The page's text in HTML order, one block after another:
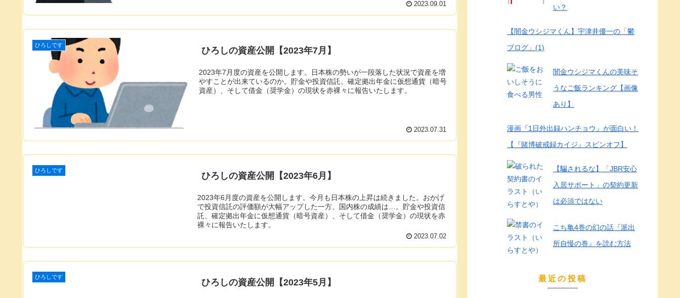
2023.09.01
ひろしです
ひろしの資産公開【2023年7月】
2023年7月度の資産を公開します。日本株の勢いが一段落した状況で資産を増
やすことが出来ているのか。貯金や投資信託、確定拠出年金に仮想通貨（暗号
資産）、そして借金（奨学金）の現状を赤裸々に報告いたします。
2023.07.31
ひろしです
ひろしの資産公開【2023年6月】
2023年6月度の資産を公開します。今月も日本株の上昇は続きました。おかげ
で投資信託の評価額が大幅アップした一方、国内株の成績は…。貯金や投資信
託、確定拠出年金に仮想通貨（暗号資産）、そして借金（奨学金）の現状を赤
裸々に報告いたします。
2023.07.02
ひろしです
ひろしの資産公開【2023年5月】
い？
【闇金ウシジマくん】宇津井優一の「鬱
ブログ」(1)
闇金ウシジマくんの美味そ
うなご飯ランキング【画像
あり】
漫画『1日外出録ハンチョウ』が面白い！
【『賭博破戒録カイジ』スピンオフ】
【騙されるな】「JBR安心
入居サポート」の契約更新
は必須ではない
こち亀4巻の幻の話『派出
所自慢の巻』を読む方法
最近の投稿